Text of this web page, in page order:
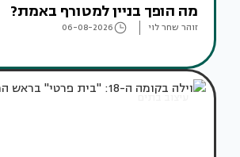
מה הופך בניין למטורף באמת?
זוהר שחר לוי 06-08-2026
עיצוב בתים